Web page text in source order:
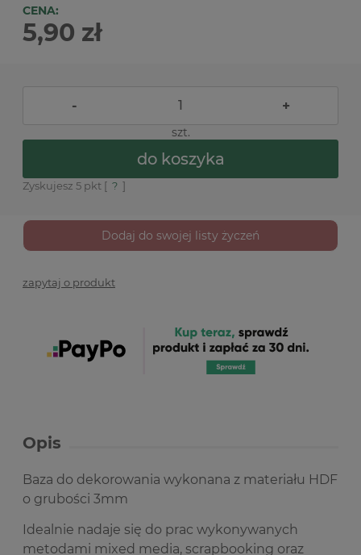
CENA:
5,90 zł
- +
szt.
do koszyka
Zyskujesz 5 pkt [ ? ]
Dodaj do swojej listy życzeń
zapytaj o produkt
Opis
Baza do dekorowania wykonana z materiału HDF
o grubości 3mm
Idealnie nadaje się do prac wykonywanych
metodami mixed media, scrapbooking oraz